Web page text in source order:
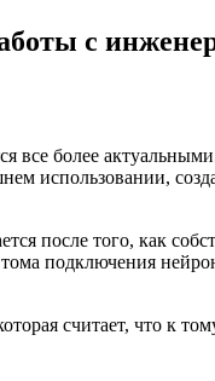
с
все более
использовании,
после того, как
подключения
считает, что к